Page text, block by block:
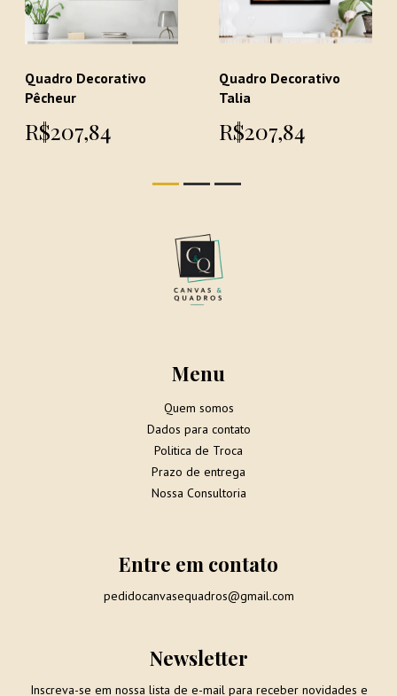
Quadro Decorativo
Pêcheur
R$207,84
Quadro Decorativo
Talia
R$207,84
Menu
Quem somos
Dados para contato
Politica de Troca
Prazo de entrega
Nossa Consultoria
Entre em contato
pedidocanvasequadros@gmail.com
Newsletter
Inscreva-se em nossa lista de e-mail para receber novidades e